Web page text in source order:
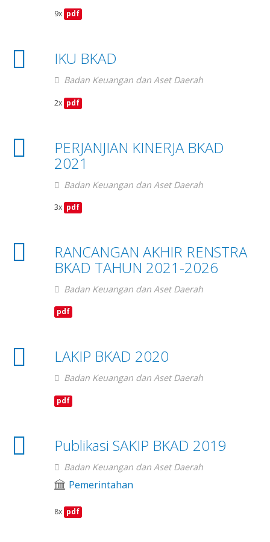
9x pdf
IKU BKAD
Badan Keuangan dan Aset Daerah
2x pdf
PERJANJIAN KINERJA BKAD
2021
Badan Keuangan dan Aset Daerah
3x pdf
RANCANGAN AKHIR RENSTRA
BKAD TAHUN 2021-2026
Badan Keuangan dan Aset Daerah
pdf
LAKIP BKAD 2020
Badan Keuangan dan Aset Daerah
pdf
Publikasi SAKIP BKAD 2019
Badan Keuangan dan Aset Daerah
Pemerintahan
8x pdf